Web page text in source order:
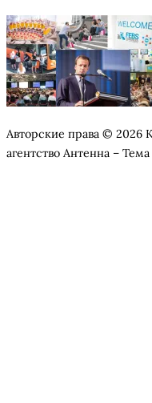
Авторские права © 2026
агентство Антенна – Тема